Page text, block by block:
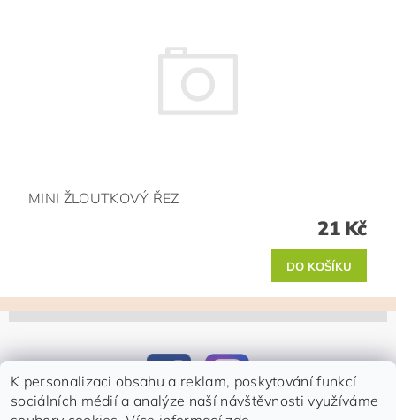
MINI ŽLOUTKOVÝ ŘEZ
21 Kč
K personalizaci obsahu a reklam, poskytování funkcí
sociálních médií a analýze naší návštěvnosti využíváme